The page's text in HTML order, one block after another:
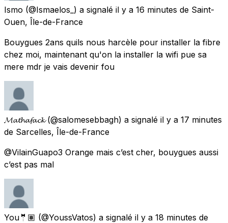
Ismo (@Ismaelos_) a signalé il y a 16 minutes de Saint-
Ouen, Île-de-France
Bouygues 2ans quils nous harcèle pour installer la fibre
chez moi, maintenant qu'on la installer la wifi pue sa
mere mdr je vais devenir fou
𝓜𝓪𝓽𝓱𝓪𝓯𝓪𝓬𝓴 (@salomesebbagh) a signalé il y a 17 minutes
de Sarcelles, Île-de-France
@VilainGuapo3 Orange mais c’est cher, bouygues aussi
c’est pas mal
You🤵🏽 (@YoussVatos) a signalé il y a 18 minutes de